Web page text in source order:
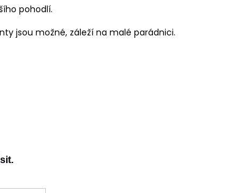
pohodlí.
jsou možné, záleží na malé parádnici.